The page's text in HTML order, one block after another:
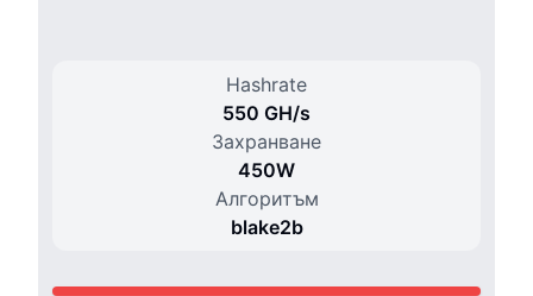
Hashrate
550 GH/s
Захранване
450W
Алгоритъм
blake2b